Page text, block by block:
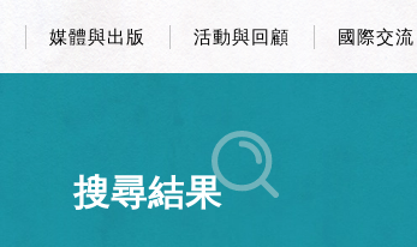
媒體與出版 活動與回顧 國際交流
搜尋結果